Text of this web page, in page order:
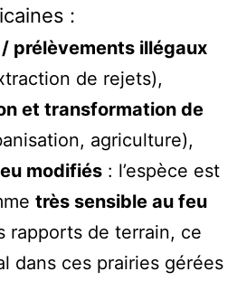
:
prélèvements illégaux
de rejets),
et transformation de
agriculture),
modifiés : l’espèce est
très sensible au feu
rapports de terrain, ce
dans ces prairies gérées